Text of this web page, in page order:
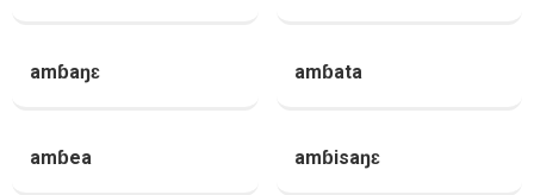
amɓaŋɛ amɓata
amɓea amɓisaŋɛ